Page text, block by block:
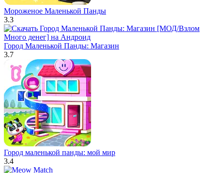
Мороженое Маленькой Панды
3.3
Город Маленькой Панды: Магазин
3.7
Город маленькой панды: мой мир
3.4